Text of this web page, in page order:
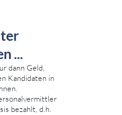
...
dann Geld,
Kandidaten in
bezahlt, d.h.